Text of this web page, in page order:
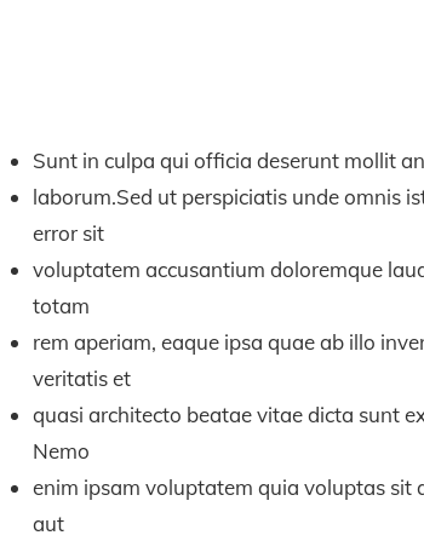
Sunt in culpa qui officia deserunt mollit
laborum.Sed ut perspiciatis unde omnis
error sit
voluptatem accusantium doloremque
totam
rem aperiam, eaque ipsa quae ab illo
veritatis et
quasi architecto beatae vitae dicta sunt
Nemo
enim ipsam voluptatem quia voluptas sit
aut